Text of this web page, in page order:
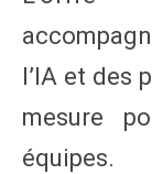
l’IA et
mesure